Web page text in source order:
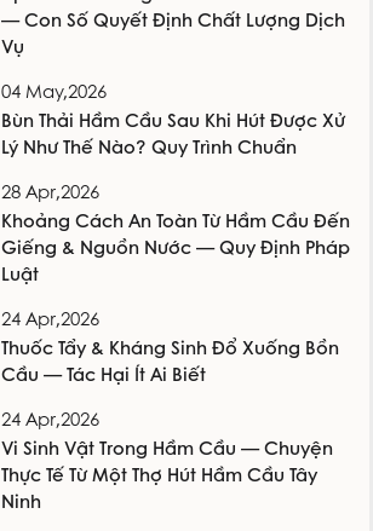
— Con Số Quyết Định Chất Lượng Dịch
Vụ
04 May,2026
Bùn Thải Hầm Cầu Sau Khi Hút Được Xử
Lý Như Thế Nào? Quy Trình Chuẩn
28 Apr,2026
Khoảng Cách An Toàn Từ Hầm Cầu Đến
Giếng & Nguồn Nước — Quy Định Pháp
Luật
24 Apr,2026
Thuốc Tẩy & Kháng Sinh Đổ Xuống Bồn
Cầu — Tác Hại Ít Ai Biết
24 Apr,2026
Vi Sinh Vật Trong Hầm Cầu — Chuyện
Thực Tế Từ Một Thợ Hút Hầm Cầu Tây
Ninh